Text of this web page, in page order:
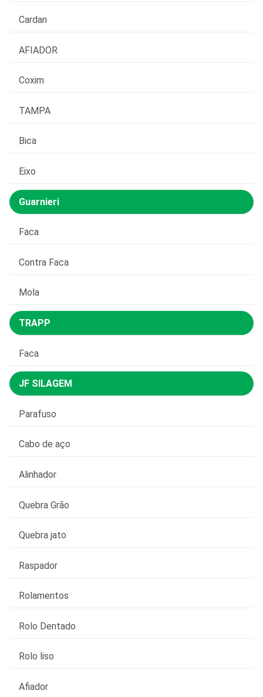
Cardan
AFIADOR
Coxim
TAMPA
Bica
Eixo
Guarnieri
Faca
Contra Faca
Mola
TRAPP
Faca
JF SILAGEM
Parafuso
Cabo de aço
Alinhador
Quebra Grão
Quebra jato
Raspador
Rolamentos
Rolo Dentado
Rolo liso
Afiador